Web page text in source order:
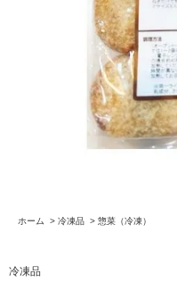
ホーム > 冷凍品 > 惣菜（冷凍）
冷凍品